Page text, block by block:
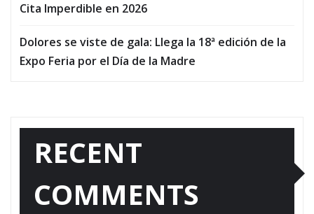
Cita Imperdible en 2026
Dolores se viste de gala: Llega la 18ª edición de la
Expo Feria por el Día de la Madre
RECENT
COMMENTS